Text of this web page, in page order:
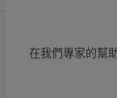
在我們專家的幫